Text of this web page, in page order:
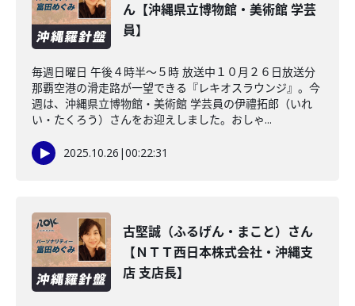
ん【沖縄県立博物館・美術館 学芸
員】
毎週日曜日 午後４時半～５時 放送中１０月２６日放送分
那覇空港の滑走路が一望できる『レキオスラウンジ』。今
週は、沖縄県立博物館・美術館 学芸員の伊禮拓郎（いれ
い・たくろう）さんをお迎えしました。おしゃ...
2025.10.26 |00:22:31
古堅誠（ふるげん・まこと）さん
【ＮＴＴ西日本株式会社・沖縄支
店 支店長】